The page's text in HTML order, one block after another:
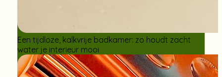
Een tijdloze, kalkvrije badkamer: zo houdt zacht
water je interieur mooi